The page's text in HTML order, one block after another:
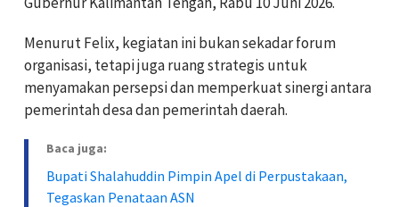
‎Menurut Felix, kegiatan ini bukan sekadar forum
organisasi, tetapi juga ruang strategis untuk
menyamakan persepsi dan memperkuat sinergi antara
pemerintah desa dan pemerintah daerah.
Baca juga:
Bupati Shalahuddin Pimpin Apel di Perpustakaan,
Tegaskan Penataan ASN